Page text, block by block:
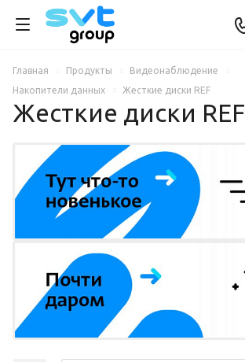
Главная Продукты
Видеонаблюдение
Накопители данных
Жесткие диски REF
Жесткие диски REF